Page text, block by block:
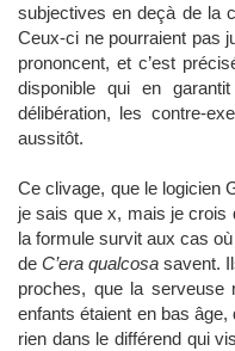
subjectives en deçà de la
Ceux-ci ne pourraient pas
prononcent, et c’est
disponible qui en
délibération, les contre-
aussitôt.
Ce clivage, que le logicien
je sais que x, mais je crois
la formule survit aux cas
de C’era qualcosa savent.
proches, que la serveuse
enfants étaient en bas âge,
rien dans le différend qui